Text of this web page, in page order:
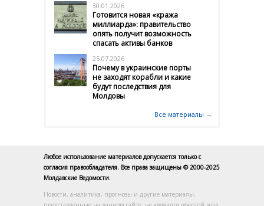
30.01.2026
Готовится новая «кража
миллиарда»: правительство
опять получит возможность
спасать активы банков
25.07.2026
Почему в украинские порты
не заходят корабли и какие
будут последствия для
Молдовы
Все материалы →
Любое использование материалов допускается только с
согласия правообладателя. Все права защищены © 2000-2025
Молдавские Ведомости.
Новости, аналитика, прогнозы и другие материалы,